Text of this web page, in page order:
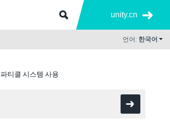
unity.cn
언어: 한국어
티클 시스템 사용